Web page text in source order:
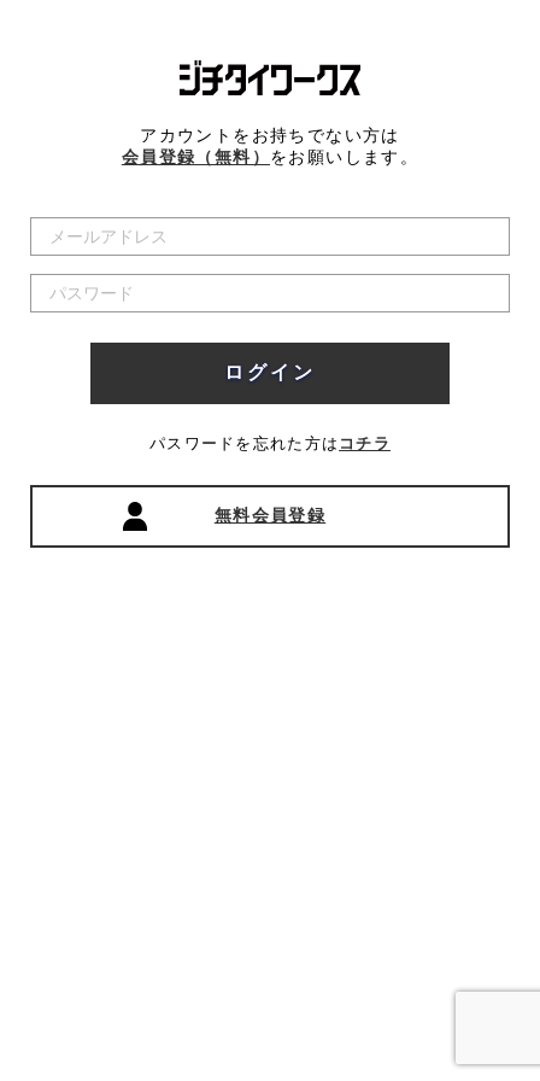
アカウントをお持ちでない方は
会員登録（無料） をお願いします。
パスワードを忘れた方は コチラ
無料会員登録